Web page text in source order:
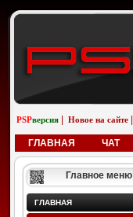
PSPверсия Новое на сайте
ГЛАВНАЯ ЧАТ
Главное меню
ГЛАВНАЯ